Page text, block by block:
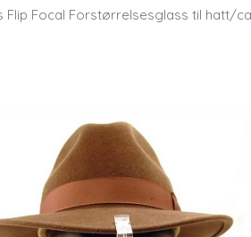
Flip Focal Forstørrelsesglass til hatt/